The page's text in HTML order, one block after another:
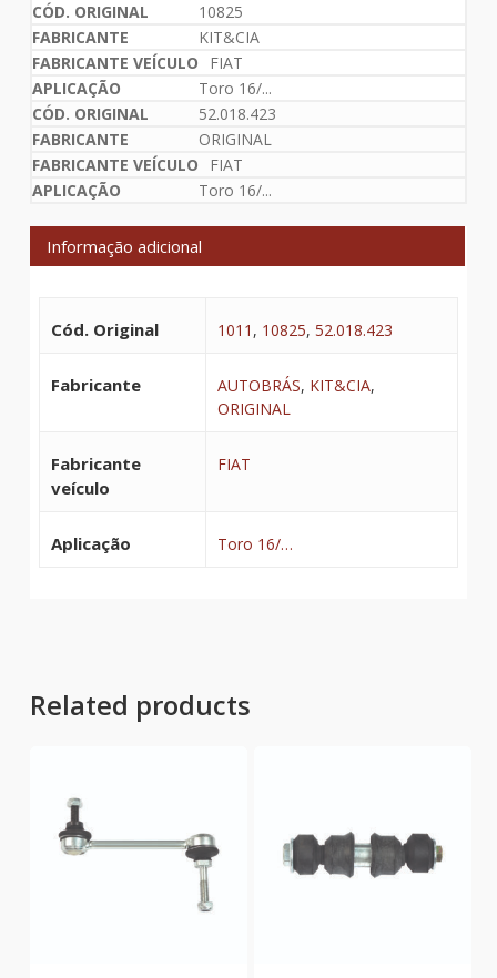
10825
KIT&CIA
FIAT
Toro 16/...
52.018.423
ORIGINAL
FIAT
Toro 16/...
Informação adicional
Cód. Original 1011 , 10825, 52.018.423
Fabricante AUTOBRÁS, KIT&CIA,
ORIGINAL
Fabricante
veículo
FIAT
Aplicação Toro 16/…
Related products